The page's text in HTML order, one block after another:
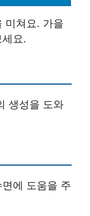
미쳐요. 가을
요.
생성을 도와
에 도움을 주